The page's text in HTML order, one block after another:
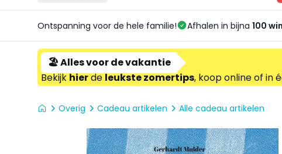
Ontspanning voor de hele familie! Afhalen in bijna 100
🏖️ Alles voor de vakantie
Bekijkhierdeleukste zomertips, koop online of in
Overig Cadeau artikelen Alle cadeau artikelen